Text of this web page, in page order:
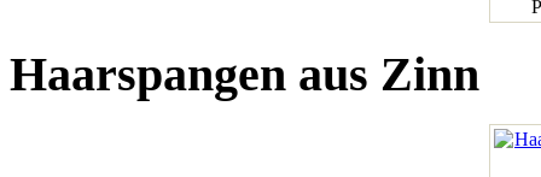
Haarspangen aus Zinn